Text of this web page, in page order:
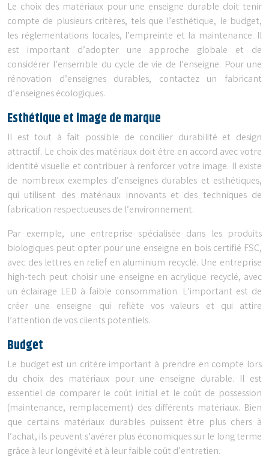
Le choix des matériaux pour une enseigne durable doit tenir
compte de plusieurs critères, tels que l’esthétique, le budget,
les réglementations locales, l’empreinte et la maintenance. Il
est important d’adopter une approche globale et de
considérer l’ensemble du cycle de vie de l’enseigne. Pour une
rénovation d’enseignes durables, contactez un fabricant
d’enseignes écologiques.
Esthétique et image de marque
Il est tout à fait possible de concilier durabilité et design
attractif. Le choix des matériaux doit être en accord avec votre
identité visuelle et contribuer à renforcer votre image. Il existe
de nombreux exemples d’enseignes durables et esthétiques,
qui utilisent des matériaux innovants et des techniques de
fabrication respectueuses de l’environnement.
Par exemple, une entreprise spécialisée dans les produits
biologiques peut opter pour une enseigne en bois certifié FSC,
avec des lettres en relief en aluminium recyclé. Une entreprise
high-tech peut choisir une enseigne en acrylique recyclé, avec
un éclairage LED à faible consommation. L’important est de
créer une enseigne qui reflète vos valeurs et qui attire
l’attention de vos clients potentiels.
Budget
Le budget est un critère important à prendre en compte lors
du choix des matériaux pour une enseigne durable. Il est
essentiel de comparer le coût initial et le coût de possession
(maintenance, remplacement) des différents matériaux. Bien
que certains matériaux durables puissent être plus chers à
l’achat, ils peuvent s’avérer plus économiques sur le long terme
grâce à leur longévité et à leur faible coût d’entretien.